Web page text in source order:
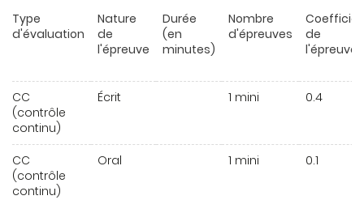
Type
d'évaluation
Nature
de
l'épreuve
Durée
(en
minutes)
Nombre
d'épreuves
de
l'épreuve
CC
(contrôle
continu)
Écrit 1 mini 0.4
CC
(contrôle
continu)
Oral 1 mini 0.1